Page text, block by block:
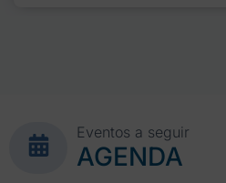
Eventos a seguir
AGENDA